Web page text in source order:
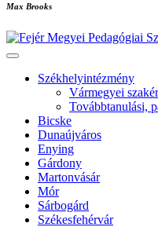
Max Brooks
Székhelyintézmény
Vármegyei
Továbbtanulási,
Bicske
Dunaújváros
Enying
Gárdony
Martonvásár
Mór
Sárbogárd
Székesfehérvár